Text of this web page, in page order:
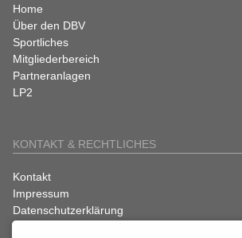
Navigation
überspringen
Home
Über den DBV
Sportliches
Mitgliederbereich
Partneranlagen
LP2
KONTAKT & RECHTLICHES
Navigation
überspringen
Kontakt
Impressum
Datenschutzerklärung